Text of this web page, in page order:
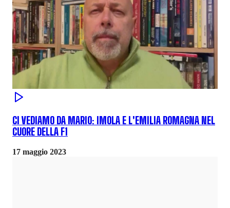
CI VEDIAMO DA MARIO: IMOLA E L'EMILIA ROMAGNA NEL
CUORE DELLA F1
17 maggio 2023